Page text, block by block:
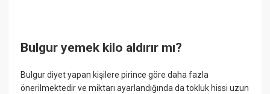
Bulgur yemek kilo aldırır mı?
Bulgur diyet yapan kişilere pirince göre daha fazla
önerilmektedir ve miktarı ayarlandığında da tokluk hissi uzun